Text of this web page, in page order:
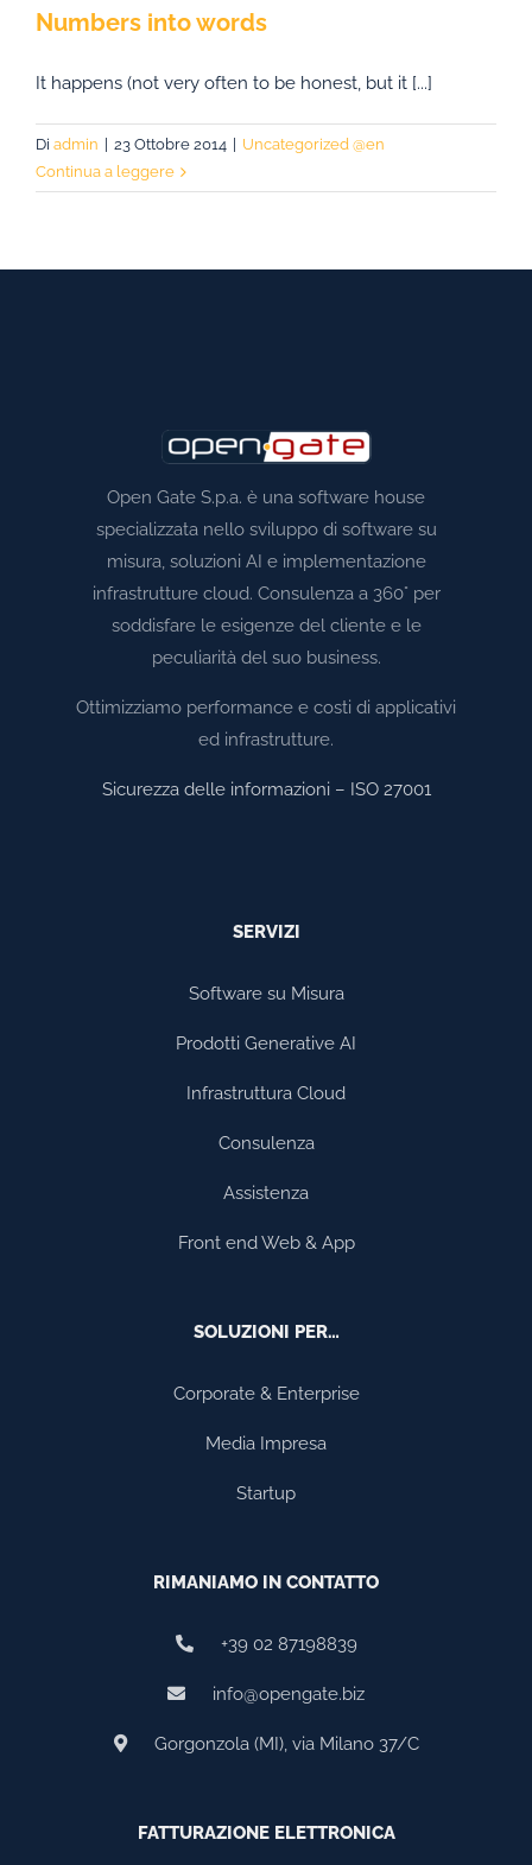
Numbers into words
It happens (not very often to be honest, but it [...]
Di admin 23 Ottobre 2014
Uncategorized @en
Continua a leggere
Open Gate S.p.a. è una software house
specializzata nello sviluppo di software su
misura, soluzioni AI e implementazione
infrastrutture cloud. Consulenza a 360° per
soddisfare le esigenze del cliente e le
peculiarità del suo business.
Ottimizziamo performance e costi di applicativi
ed infrastrutture.
Sicurezza delle informazioni – ISO 27001
SERVIZI
Software su Misura
Prodotti Generative AI
Infrastruttura Cloud
Consulenza
Assistenza
Front end Web & App
SOLUZIONI PER…
Corporate & Enterprise
Media Impresa
Startup
RIMANIAMO IN CONTATTO
+39 02 87198839
info@opengate.biz
Gorgonzola (MI), via Milano 37/C
FATTURAZIONE ELETTRONICA